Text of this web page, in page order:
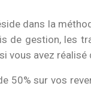
dans la
gestion, les
vous avez
50% sur vos